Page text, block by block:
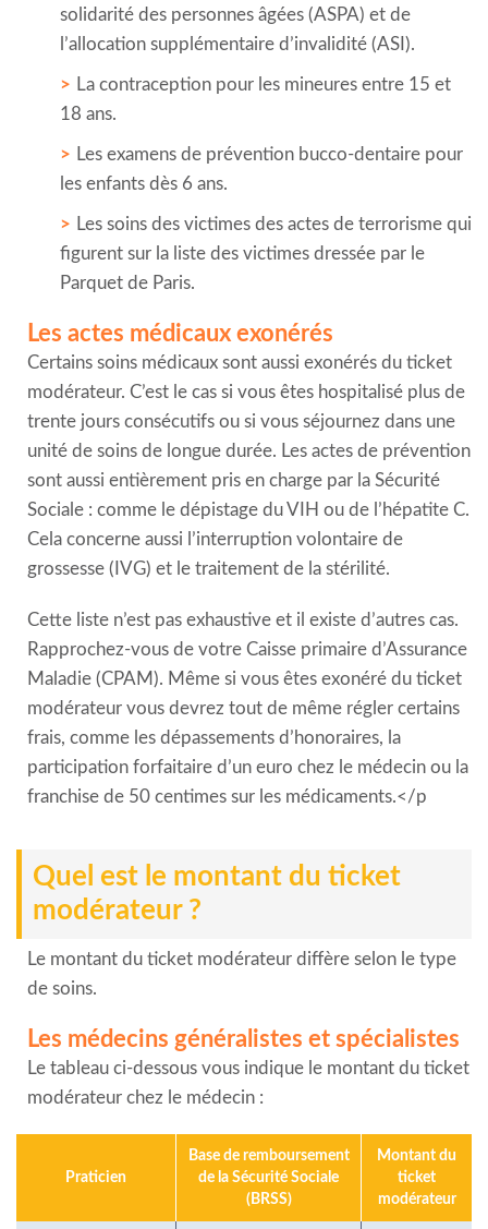
solidarité des personnes âgées (ASPA) et de
l’allocation supplémentaire d’invalidité (ASI).
La contraception pour les mineures entre 15 et
18 ans.
Les examens de prévention bucco-dentaire pour
les enfants dès 6 ans.
Les soins des victimes des actes de terrorisme qui
figurent sur la liste des victimes dressée par le
Parquet de Paris.
Les actes médicaux exonérés
Certains soins médicaux sont aussi exonérés du ticket
modérateur. C’est le cas si vous êtes hospitalisé plus de
trente jours consécutifs ou si vous séjournez dans une
unité de soins de longue durée. Les actes de prévention
sont aussi entièrement pris en charge par la Sécurité
Sociale : comme le dépistage du VIH ou de l’hépatite C.
Cela concerne aussi l’interruption volontaire de
grossesse (IVG) et le traitement de la stérilité.
Cette liste n’est pas exhaustive et il existe d’autres cas.
Rapprochez-vous de votre Caisse primaire d’Assurance
Maladie (CPAM). Même si vous êtes exonéré du ticket
modérateur vous devrez tout de même régler certains
frais, comme les dépassements d’honoraires, la
participation forfaitaire d’un euro chez le médecin ou la
franchise de 50 centimes sur les médicaments.</p
Quel est le montant du ticket
modérateur ?
Le montant du ticket modérateur diffère selon le type
de soins.
Les médecins généralistes et spécialistes
Le tableau ci-dessous vous indique le montant du ticket
modérateur chez le médecin :
Praticien
Base de remboursement
de la Sécurité Sociale
(BRSS)
Montant du
ticket
modérateur